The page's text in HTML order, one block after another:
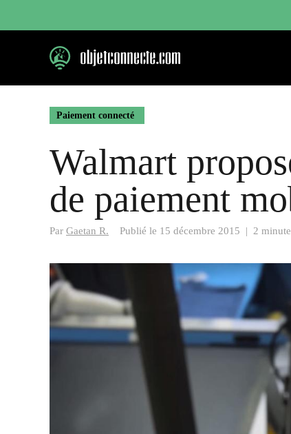
Paiement connecté
Walmart
de paiement
Par Gaetan R. Publié le 15 décembre 2015 | 2